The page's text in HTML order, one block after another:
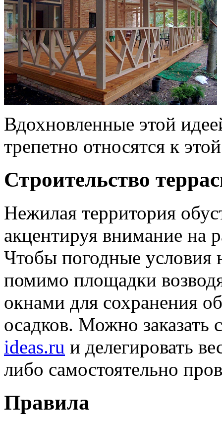
Вдохновленные этой
трепетно относятся к
Строительство
Нежилая территория
акцентируя внимание на
Чтобы погодные условия
помимо площадки
окнами для сохранения
осадков. Можно заказать
ideas.ru и делегировать
либо самостоятельно
Правила